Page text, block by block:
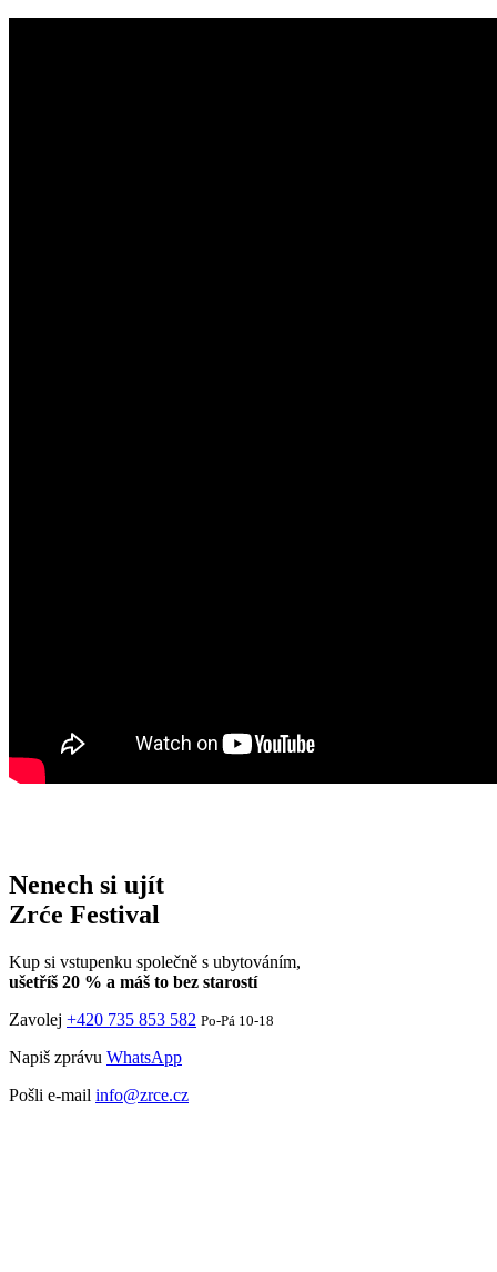
Nenech si ujít
Zrće Festival
Kup si vstupenku společně s ubytováním,
ušetříš 20 % a máš to bez starostí
Zavolej +420 735 853 582 Po-Pá 10-18
Napiš zprávu WhatsApp
Pošli e-mail info@zrce.cz